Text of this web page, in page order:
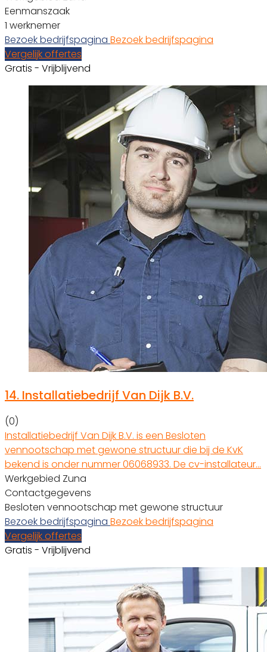
Eenmanszaak
1 werknemer
Bezoek bedrijfspagina Bezoek bedrijfspagina
Vergelijk offertes
Gratis - Vrijblijvend
14. Installatiebedrijf Van Dijk B.V.
(0)
Installatiebedrijf Van Dijk B.V. is een Besloten
vennootschap met gewone structuur die bij de KvK
bekend is onder nummer 06068933. De cv-installateur…
Werkgebied Zuna
Contactgegevens
Besloten vennootschap met gewone structuur
Bezoek bedrijfspagina Bezoek bedrijfspagina
Vergelijk offertes
Gratis - Vrijblijvend